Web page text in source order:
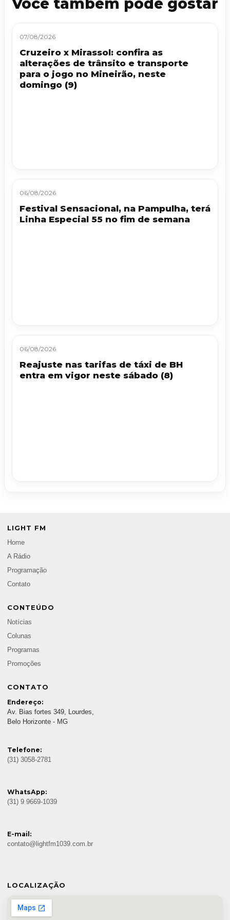
Você também pode gostar
07/08/2026
Cruzeiro x Mirassol: confira as
alterações de trânsito e transporte
para o jogo no Mineirão, neste
domingo (9)
06/08/2026
Festival Sensacional, na Pampulha, terá
Linha Especial 55 no fim de semana
06/08/2026
Reajuste nas tarifas de táxi de BH
entra em vigor neste sábado (8)
LIGHT FM
Home
A Rádio
Programação
Contato
CONTEÚDO
Notícias
Colunas
Programas
Promoções
CONTATO
Endereço:
Av. Bias fortes 349, Lourdes,
Belo Horizonte - MG
Telefone:
(31) 3058-2781
WhatsApp:
(31) 9 9669-1039
E-mail:
contato@lightfm1039.com.br
LOCALIZAÇÃO